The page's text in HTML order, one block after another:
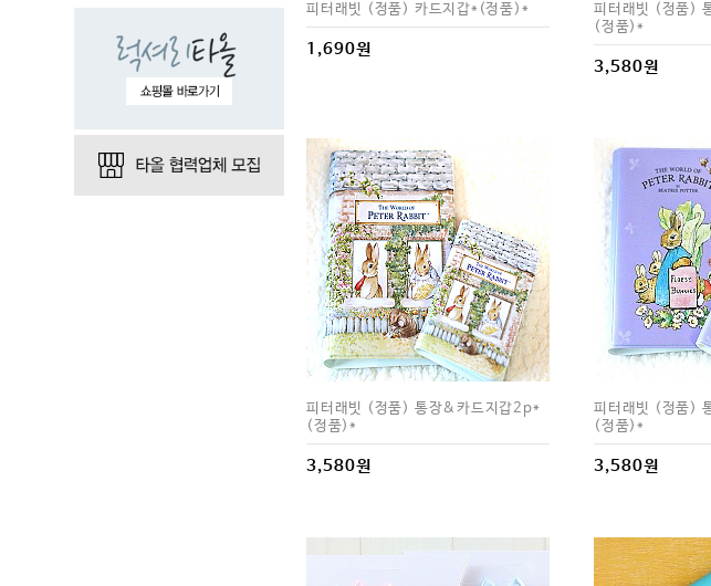
피터래빗 (정품) 카드지갑*(정품)*
1,690원
피터래빗 (정품)
(정품)*
3,580원
피터래빗 (정품) 통장&카드지갑2p*
(정품)*
3,580원
피터래빗 (정품)
(정품)*
3,580원